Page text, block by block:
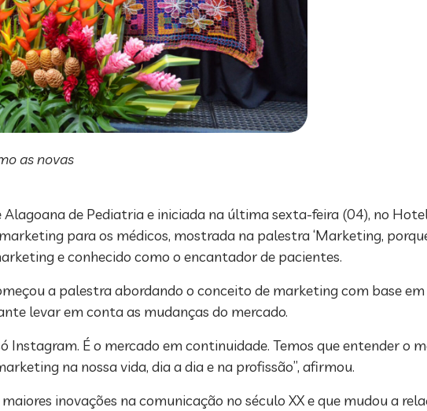
as novas
de Pediatria e iniciada na última sexta-feira (04), no
para os médicos, mostrada na palestra ‘Marketing, porque
e conhecido como o encantador de pacientes.
a palestra abordando o conceito de marketing com base em
levar em conta as mudanças do mercado.
É o mercado em continuidade. Temos que entender o
na nossa vida, dia a dia e na profissão”, afirmou.
inovações na comunicação no século XX e que mudou a